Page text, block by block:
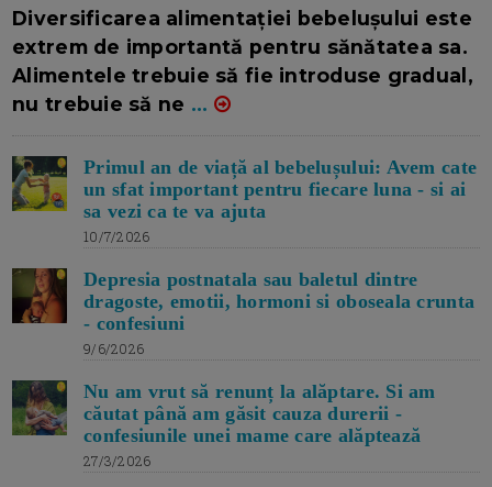
Diversificarea alimentației bebelușului este
extrem de importantă pentru sănătatea sa.
Alimentele trebuie să fie introduse gradual,
nu trebuie să ne ...
Primul an de viață al bebelușului: Avem cate
un sfat important pentru fiecare luna - si ai
sa vezi ca te va ajuta
10/7/2026
Depresia postnatala sau baletul dintre
dragoste, emotii, hormoni si oboseala crunta
- confesiuni
9/6/2026
Nu am vrut să renunț la alăptare. Si am
căutat până am găsit cauza durerii -
confesiunile unei mame care alăptează
27/3/2026